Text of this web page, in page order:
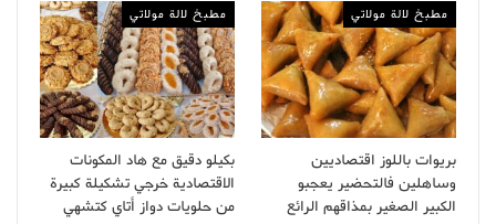
مطبخ لالة مولاتي
بريوات باللوز اقتصاديين
وساهلين فالتحضير يعجبو
الكبير الصغير بمذاقهم الرائع
مطبخ لالة مولاتي
بكيلو دقيق مع هاد المكونات
الاقتصادية خرجي تشكيلة كبيرة
من حلويات دواز أتاي كتشهي